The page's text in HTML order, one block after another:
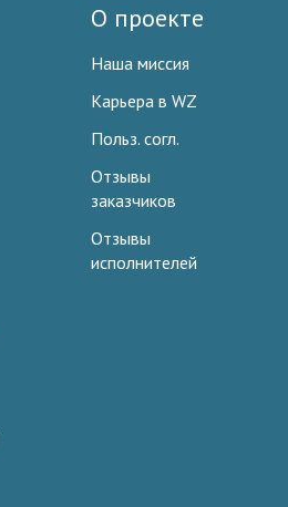
О проекте
Наша миссия
Карьера в WZ
Польз. согл.
Отзывы
заказчиков
Отзывы
исполнителей